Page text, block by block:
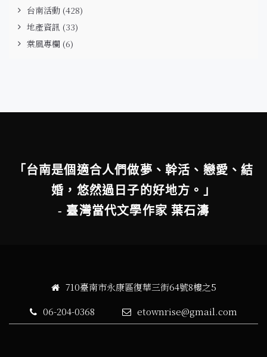
台南活動 (428)
地產資訊 (33)
棠風專欄 (6)
「台南是個適合人們做夢、幹活、戀愛、結
婚，悠然過日子的好地方。」
- 臺灣當代文學作家 葉石濤
710臺南市永康區復華三街64號8樓之5
06-204-0368
etownrise@gmail.com